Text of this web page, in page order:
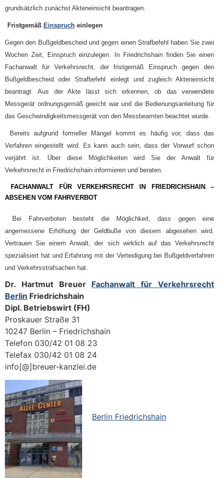
grundsätzlich zunächst Akteneinsicht beantragen.
Fristgemäß Einspruch einlegen
Gegen den Bußgeldbescheid und gegen einen Strafbefehl haben Sie zwei
Wochen Zeit, Einspruch einzulegen. In Friedrichshain finden Sie einen
Fachanwalt für Verkehrsrecht, der fristgemäß Einspruch gegen den
Bußgeldbescheid oder Strafbefehl einlegt und zugleich Akteneinsicht
beantragt. Aus der Akte lässt sich erkennen,ob das verwendete
Messgerät ordnungsgemäß geeicht war und die Bedienungsanleitung für
das Geschwindigkeitsmessgerät von den Messbeamten beachtet wurde.
Bereits aufgrund formeller Mängel kommt es häufig vor, dass das
Verfahren eingestellt wird. Es kann auch sein, dass der Vorwurf schon
verjährt ist. Über diese Möglichkeiten wird Sie der Anwalt für
Verkehrsrecht in Friedrichshain informieren und beraten.
FACHANWALT FÜR VERKEHRSRECHT IN FRIEDRICHSHAIN
–
ABSEHEN VOM FAHRVERBOT
Bei Fahrverboten besteht die Möglichkeit, dass gegen eine
angemessene Erhöhung der Geldbuße von diesem abgesehen wird.
Vertrauen Sie einem Anwalt, der sich wirklich auf das Verkehrsrecht
spezialisiert hat und Erfahrung mit der Verteidigung bei Bußgeldverfahren
und Verkehrsstrafsachen hat.
Dr. Hartmut Breuer Fachanwalt für Verkehrsrecht
Berlin Friedrichshain
Dipl. Betriebswirt (FH)
Proskauer Straße 31
10247 Berlin – Friedrichshain
Telefon 030/42 01 08 23
Telefax 030/42 01 08 24
info[@]breuer-kanzlei.de
Berlin Friedrichshain